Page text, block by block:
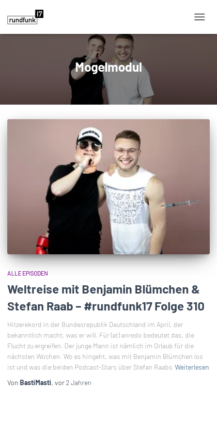
Mogelmodul
ALLE EPISODEN
Weltreise mit Benjamin Blümchen &
Stefan Raab – #rundfunk17 Folge 310
Hitzerekord in der Bundesrepublik Deutschland im April, der
bekanntlich macht, was er will. Für (at) anredo bedeutet das, die
Flucht zu ergreifen. Der junge Mann ist nämlich im Orlaub für die
nächsten Wochen. Wo es hingeht, was mit Benjamin Blümchen los
ist und was die beiden Podcast-Stars über Stefan Raabs Weiterlesen
Von BastiMasti, vor 2 Jahren